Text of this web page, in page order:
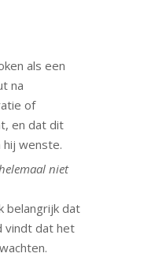
als een
na
of
en dat dit
wenste.
niet
belangrijk dat
vindt dat het